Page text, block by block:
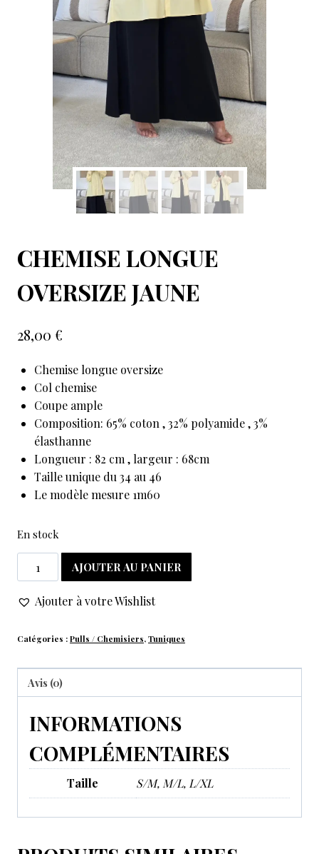
CHEMISE LONGUE
OVERSIZE JAUNE
28,00 €
Chemise longue oversize
Col chemise
Coupe ample
Composition: 65% coton , 32% polyamide , 3%
élasthanne
Longueur : 82 cm , largeur : 68cm
Taille unique du 34 au 46
Le modèle mesure 1m60
En stock
AJOUTER AU PANIER
Ajouter à votre Wishlist
Catégories : Pulls / Chemisiers, Tuniques
Avis (0)
INFORMATIONS
COMPLÉMENTAIRES
Taille S/M, M/L, L/XL